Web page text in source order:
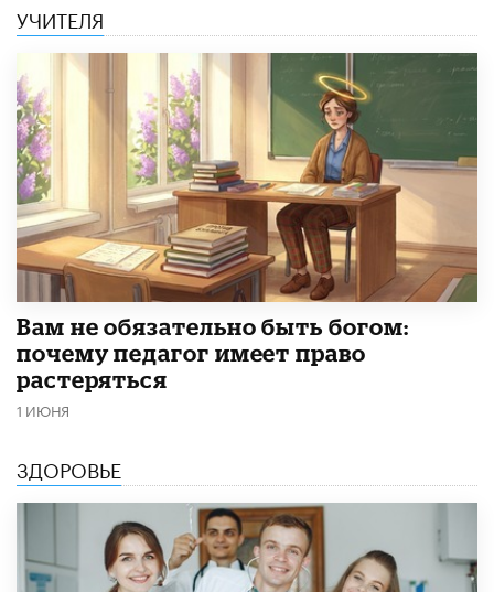
УЧИТЕЛЯ
​Вам не обязательно быть богом:
почему педагог имеет право
растеряться
1 ИЮНЯ
ЗДОРОВЬЕ